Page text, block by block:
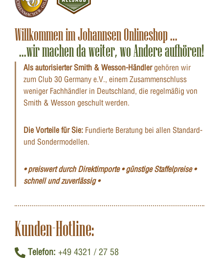
Willkommen im Johannsen Onlineshop ...
...wir machen da weiter, wo Andere aufhören!
Als autorisierter Smith & Wesson-Händlergehören wir
zum Club 30 Germany e.V., einem Zusammenschluss
weniger Fachhändler in Deutschland, die regelmäßig von
Smith & Wesson geschult werden.
Die Vorteile für Sie: Fundierte Beratung bei allen Standard-
und Sondermodellen.
• preiswert durch Direktimporte • günstige Staffelpreise •
schnell und zuverlässig •
Kunden-Hotline:
Telefon: +49 4321 / 27 58